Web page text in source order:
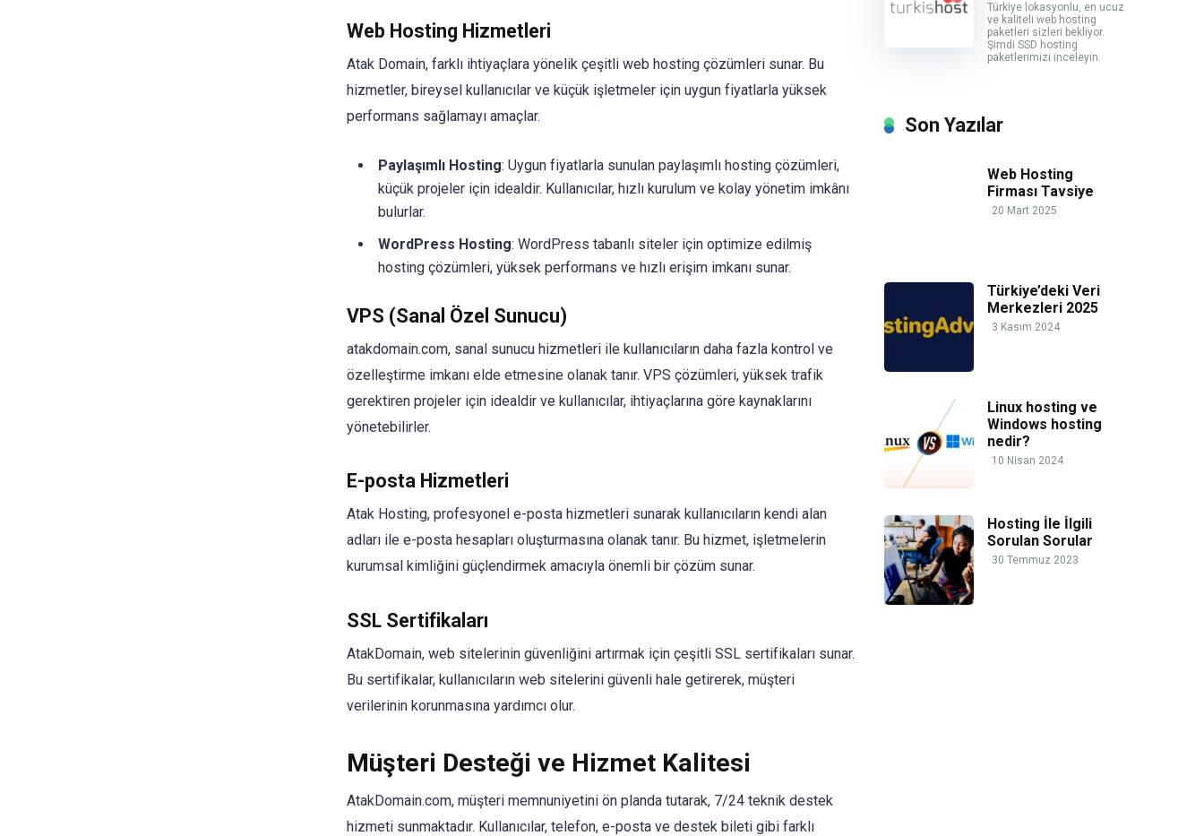
Web Hosting Hizmetleri
Atak Domain, farklı ihtiyaçlara yönelik çeşitli web hosting çözümleri sunar. Bu
hizmetler, bireysel kullanıcılar ve küçük işletmeler için uygun fiyatlarla yüksek
performans sağlamayı amaçlar.
Paylaşımlı Hosting: Uygun fiyatlarla sunulan paylaşımlı hosting çözümleri,
küçük projeler için idealdir. Kullanıcılar, hızlı kurulum ve kolay yönetim imkânı
bulurlar.
WordPress Hosting: WordPress tabanlı siteler için optimize edilmiş
hosting çözümleri, yüksek performans ve hızlı erişim imkanı sunar.
VPS (Sanal Özel Sunucu)
atakdomain.com, sanal sunucu hizmetleri ile kullanıcıların daha fazla kontrol ve
özelleştirme imkanı elde etmesine olanak tanır. VPS çözümleri, yüksek trafik
gerektiren projeler için idealdir ve kullanıcılar, ihtiyaçlarına göre kaynaklarını
yönetebilirler.
E-posta Hizmetleri
Atak Hosting, profesyonel e-posta hizmetleri sunarak kullanıcıların kendi alan
adları ile e-posta hesapları oluşturmasına olanak tanır. Bu hizmet, işletmelerin
kurumsal kimliğini güçlendirmek amacıyla önemli bir çözüm sunar.
SSL Sertifikaları
AtakDomain, web sitelerinin güvenliğini artırmak için çeşitli SSL sertifikaları sunar.
Bu sertifikalar, kullanıcıların web sitelerini güvenli hale getirerek, müşteri
verilerinin korunmasına yardımcı olur.
Müşteri Desteği ve Hizmet Kalitesi
AtakDomain.com, müşteri memnuniyetini ön planda tutarak, 7/24 teknik destek
hizmeti sunmaktadır. Kullanıcılar, telefon, e-posta ve destek bileti gibi farklı
Türkiye lokasyonlu, en ucuz
ve kaliteli web hosting
paketleri sizleri bekliyor.
Şimdi SSD hosting
paketlerimizi inceleyin.
Son Yazılar
Web Hosting
Firması Tavsiye
20 Mart 2025
Türkiye’deki Veri
Merkezleri 2025
3 Kasım 2024
Linux hosting ve
Windows hosting
nedir?
10 Nisan 2024
Hosting İle İlgili
Sorulan Sorular
30 Temmuz 2023